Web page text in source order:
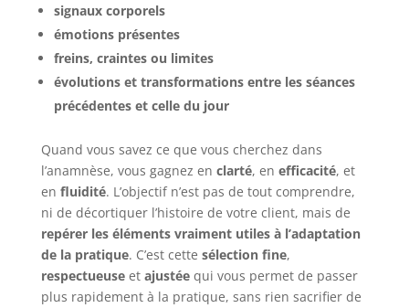
signaux corporels
émotions présentes
freins, craintes ou limites
évolutions et transformations entre les séances
précédentes et celle du jour
Quand vous savez ce que vous cherchez dans
l’anamnèse, vous gagnez en clarté, en efficacité, et
en fluidité. L’objectif n’est pas de tout comprendre,
ni de décortiquer l’histoire de votre client, mais de
repérer les éléments vraiment utiles à l’adaptation
de la pratique. C’est cette sélection fine,
respectueuseet ajustéequi vous permet de passer
plus rapidement à la pratique, sans rien sacrifier de